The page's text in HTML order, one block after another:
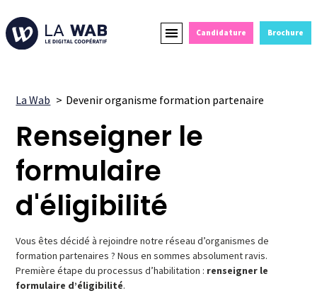
Candidature Brochure
La Wab Devenir organisme formation partenaire
Renseigner le
formulaire
d'éligibilité
Vous êtes décidé à rejoindre notre réseau d’organismes de
formation partenaires ? Nous en sommes absolument ravis.
Première étape du processus d’habilitation : renseigner le
formulaire d’éligibilité.